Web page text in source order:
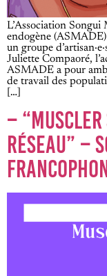
L’Association
endogène
un groupe
Juliette Compaoré,
ASMADE a pour
de travail des
[…]
–
RÉSEAU” –